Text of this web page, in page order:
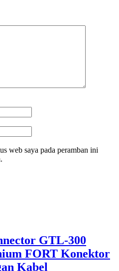
web saya pada peramban ini
GTL-300
FORT Konektor
Kabel